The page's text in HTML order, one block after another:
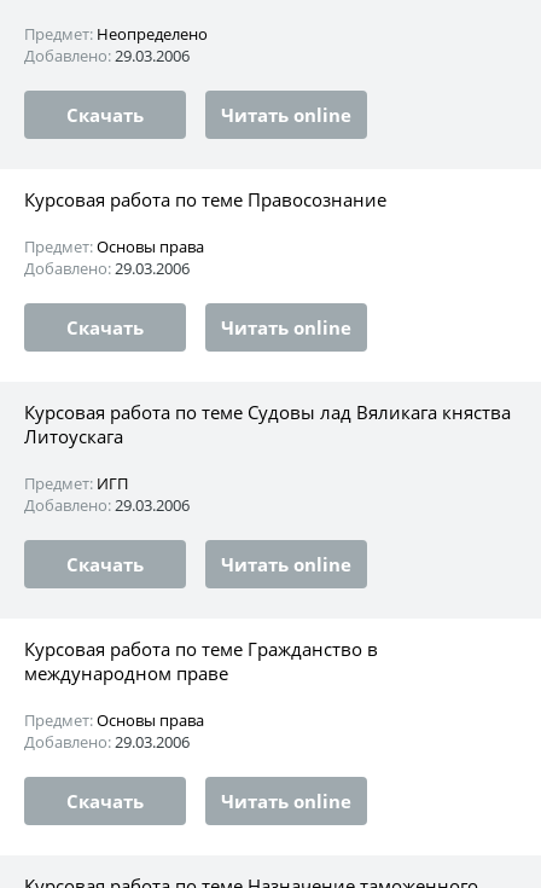
Предмет: Неопределено
Добавлено:29.03.2006
Скачать Читать online
Курсовая работа по теме Правосознание
Предмет:Основы права
Добавлено:29.03.2006
Скачать Читать online
Курсовая работа по теме Судовы лад Вяликага княства
Литоускага
Предмет: ИГП
Добавлено:29.03.2006
Скачать Читать online
Курсовая работа по теме Гражданство в
международном праве
Предмет:Основы права
Добавлено:29.03.2006
Скачать Читать online